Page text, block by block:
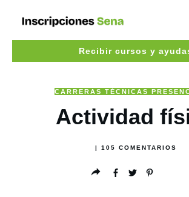
Recibir cursos y
CARRERAS TÉCNICAS
Actividad
105 COMENTARIOS